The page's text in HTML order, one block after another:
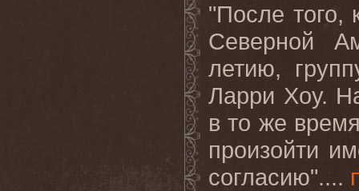
"После того,
Северной
летию,
Ларри Хоу.
в то же
произойти
согласию"....